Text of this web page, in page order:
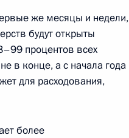
же месяцы и недели,
будут открыты
процентов всех
в конце, а с начала года
для расходования,
более